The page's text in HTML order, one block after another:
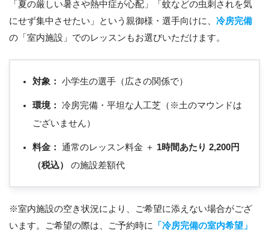
「夏の厳しい暑さや熱中症が心配」「蚊などの虫刺されを気
にせず集中させたい」という親御様・選手向けに、 冷房完備
の「室内施設」でのレッスンもお選びいただけます。
対象： 小学生の選手（広さの関係で）
環境：
冷房完備・平坦な人工芝（※土のマウンドは
ございません）
料金： 通常のレッスン料金 ＋ 1時間あたり 2,200円
（税込）
の施設差額代
※室内施設の空き状況により、ご希望に添えない場合がござ
います。ご希望の際は、ご予約時に
「冷房完備の室内希望」